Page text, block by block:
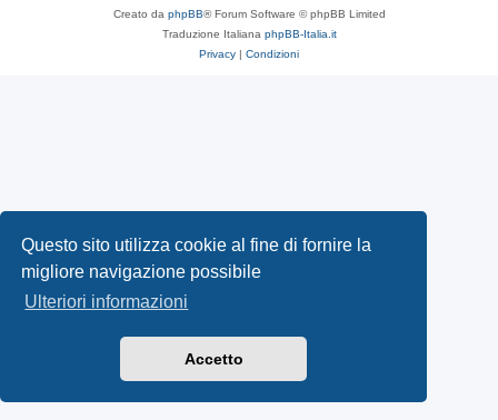
Questo sito utilizza cookie al fine di fornire la
migliore navigazione possibile
Ulteriori informazioni
Accetto
Creato da phpBB® Forum Software © phpBB Limited
Traduzione Italiana phpBB-Italia.it
Privacy | Condizioni